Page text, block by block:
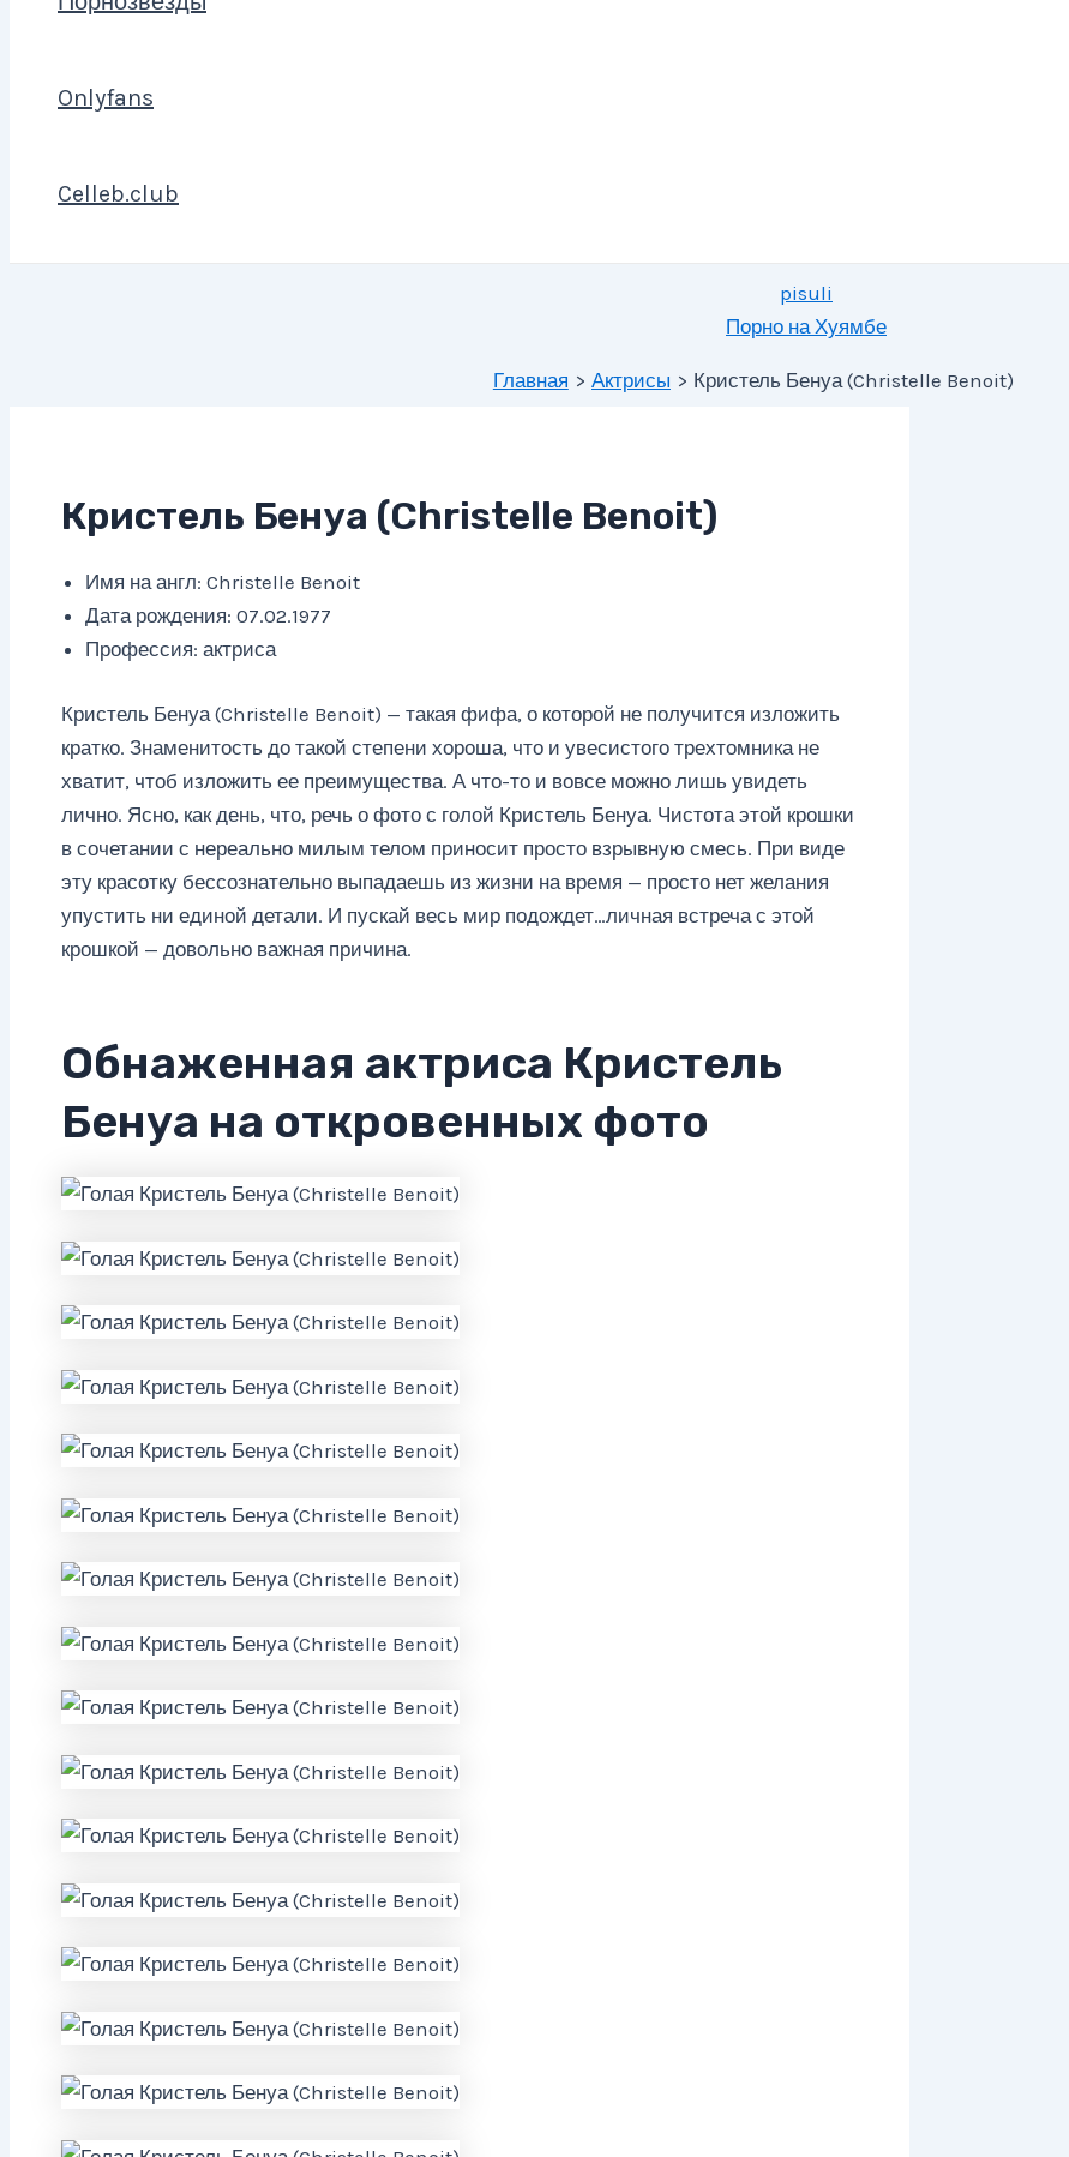
Onlyfans
Celleb.club
pisuli
Порно на Хуямбе
Главная Актрисы Кристель Бенуа (Christelle Benoit)
Кристель Бенуа (Christelle Benoit)
Имя на англ: Christelle Benoit
Дата рождения: 07.02.1977
Профессия: актриса
Кристель Бенуа (Christelle Benoit) — такая фифа, о которой не получится изложить
кратко. Знаменитость до такой степени хороша, что и увесистого трехтомника не
хватит, чтоб изложить ее преимущества. А что-то и вовсе можно лишь увидеть
лично. Ясно, как день, что, речь о фото с голой Кристель Бенуа. Чистота этой крошки
в сочетании с нереально милым телом приносит просто взрывную смесь. При виде
эту красотку бессознательно выпадаешь из жизни на время — просто нет желания
упустить ни единой детали. И пускай весь мир подождет…личная встреча с этой
крошкой — довольно важная причина.
Обнаженная актриса Кристель
Бенуа на откровенных фото